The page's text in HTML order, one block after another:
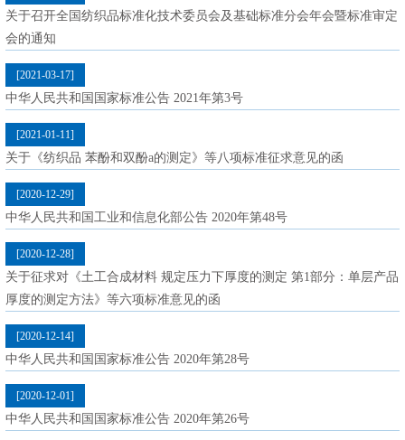
关于召开全国纺织品标准化技术委员会及基础标准分会年会暨标准审定
会的通知
[2021-03-17]
中华人民共和国国家标准公告 2021年第3号
[2021-01-11]
关于《纺织品 苯酚和双酚a的测定》等八项标准征求意见的函
[2020-12-29]
中华人民共和国工业和信息化部公告 2020年第48号
[2020-12-28]
关于征求对《土工合成材料 规定压力下厚度的测定 第1部分：单层产品
厚度的测定方法》等六项标准意见的函
[2020-12-14]
中华人民共和国国家标准公告 2020年第28号
[2020-12-01]
中华人民共和国国家标准公告 2020年第26号